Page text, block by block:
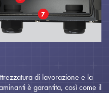
di lavorazione e la
è garantita, così come il